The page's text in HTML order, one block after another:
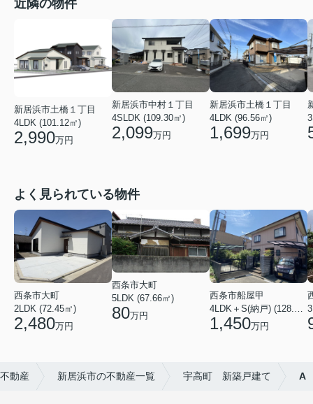
近隣の物件
新居浜市土橋１丁目
4LDK (101.12㎡)
2,990万円
新居浜市中村１丁目
4SLDK (109.30㎡)
2,099万円
新居浜市土橋１丁目
4LDK (96.56㎡)
1,699万円
よく見られている物件
西条市大町
2LDK (72.45㎡)
2,480万円
西条市大町
5LDK (67.66㎡)
80万円
西条市船屋甲
4LDK＋S(納戸) (128.15㎡)
1,450万円
動産 新居浜市の不動産一覧 宇高町 新築戸建て A